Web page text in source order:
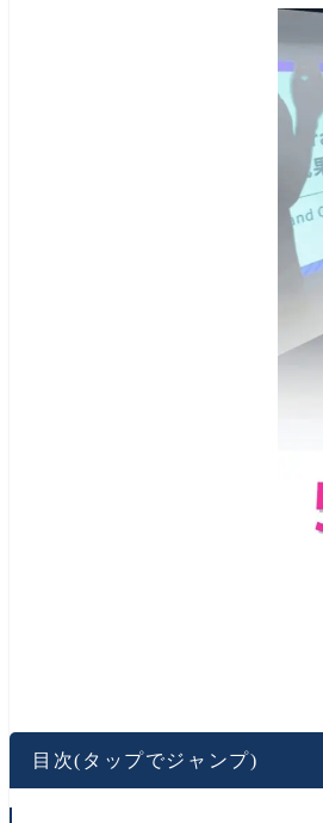
目次(タップでジャンプ)